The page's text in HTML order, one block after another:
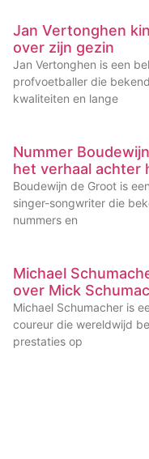
Jan Vertonghen
over zijn gezin
Jan Vertonghen is een
profvoetballer die
kwaliteiten en lange
Nummer
het verhaal achter
Boudewijn de Groot is
singer-songwriter die
nummers en
Michael
over Mick
Michael Schumacher is
coureur die wereldwijd
prestaties op